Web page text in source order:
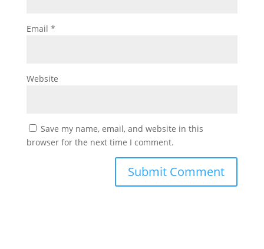
Email *
Website
Save my name, email, and website in this
browser for the next time I comment.